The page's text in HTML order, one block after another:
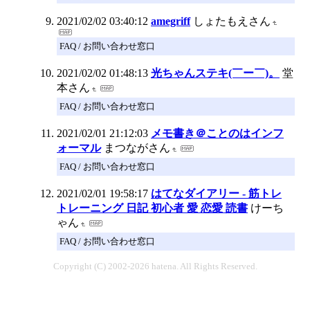
2021/02/02 03:40:12 amegriff しょたもえさん
FAQ / お問い合わせ窓口
2021/02/02 01:48:13 光ちゃんステキ(￣ー￣)。
堂
本さん
FAQ / お問い合わせ窓口
2021/02/01 21:12:03 メモ書き＠ことのはインフ
ォーマル まつながさん
FAQ / お問い合わせ窓口
2021/02/01 19:58:17 はてなダイアリー - 筋トレ
トレーニング 日記 初心者 愛 恋愛 読書 けーち
ゃん
FAQ / お問い合わせ窓口
Copyright (C) 2002-2026 hatena. All Rights Reserved.